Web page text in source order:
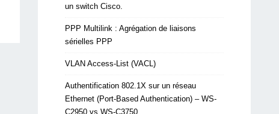
un switch Cisco.
PPP Multilink : Agrégation de liaisons
sérielles PPP
VLAN Access-List (VACL)
Authentification 802.1X sur un réseau
Ethernet (Port-Based Authentication) – WS-
C2950 vs WS-C3750